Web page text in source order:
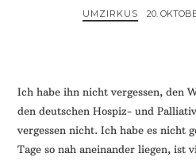
dein
Mut
und
ein
UMZIRKUS 20.
Ich habe ihn nicht vergessen, den
den deutschen Hospiz- und
vergessen nicht. Ich habe es nicht
Tage so nah aneinander liegen, ist